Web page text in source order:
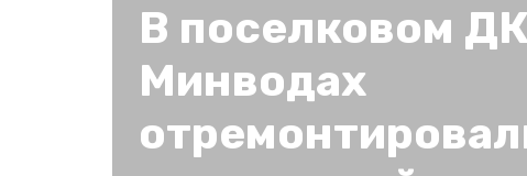
В поселковом
Минводах